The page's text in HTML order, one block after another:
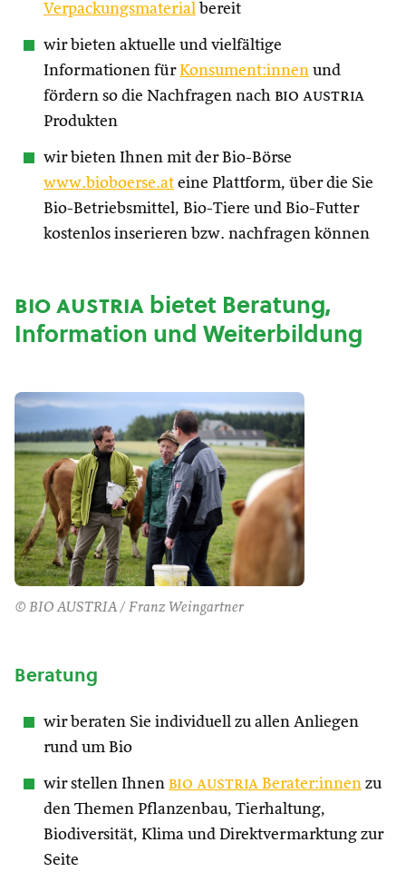
Verpackungsmaterial bereit
wir bieten aktuelle und vielfältige
Informationen fürKonsument:innen und
fördern so die Nachfragen nach bio austria
Produkten
wir bieten Ihnen mit der Bio-Börse
www.bioboerse.at eine Plattform, über die Sie
Bio-Betriebsmittel, Bio-Tiere und Bio-Futter
kostenlos inserieren bzw. nachfragen können
bio austriabietet Beratung,
Information und Weiterbildung
© BIO AUSTRIA / Franz Weingartner
Beratung
wir beraten Sie individuell zu allen Anliegen
rund um Bio
wir stellen Ihnen bio austria Berater:innen zu
den Themen Pflanzenbau, Tierhaltung,
Biodiversität, Klima und Direktvermarktung zur
Seite